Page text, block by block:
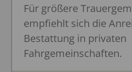
Für größere
empfiehlt sich die
Bestattung in privaten
Fahrgemeinschaften.